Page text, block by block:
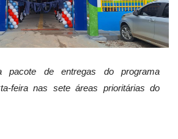
pacote de entregas do programa
feira nas sete áreas prioritárias do